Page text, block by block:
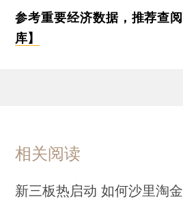
参考重要经济数据，推荐查阅
库】
相关阅读
新三板热启动 如何沙里淘金